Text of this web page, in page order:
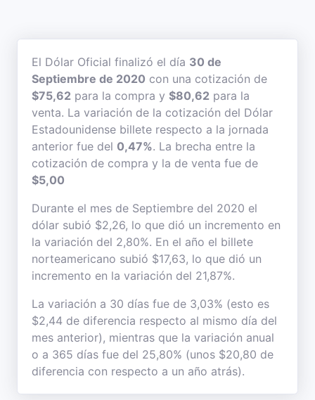
El Dólar Oficial finalizó el día 30 de
Septiembre de 2020 con una cotización de
$75,62 para la compra y $80,62 para la
venta. La variación de la cotización del Dólar
Estadounidense billete respecto a la jornada
anterior fue del 0,47%. La brecha entre la
cotización de compra y la de venta fue de
$5,00
Durante el mes de Septiembre del 2020 el
dólar subió $2,26, lo que dió un incremento en
la variación del 2,80%. En el año el billete
norteamericano subió $17,63, lo que dió un
incremento en la variación del 21,87%.
La variación a 30 días fue de 3,03% (esto es
$2,44 de diferencia respecto al mismo día del
mes anterior), mientras que la variación anual
o a 365 días fue del 25,80% (unos $20,80 de
diferencia con respecto a un año atrás).